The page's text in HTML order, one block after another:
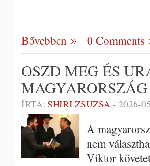
Bővebben 0 Comments
OSZD MEG ÉS
ÍRTA: SHIRI ZSUZSA- 2026-
A
nem
Viktor